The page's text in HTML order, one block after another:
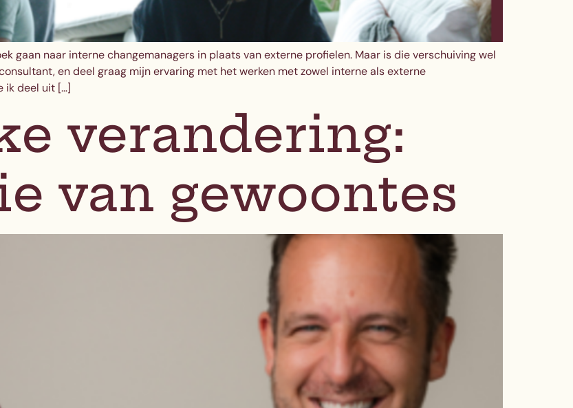
gaan naar interne changemanagers in plaats van externe profielen. Maar is die verschuiving wel
en deel graag mijn ervaring met het werken met zowel interne als externe
ik deel uit […]
verandering:
van gewoontes